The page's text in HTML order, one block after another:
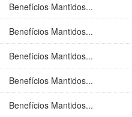
Benefícios Mantidos...
Benefícios Mantidos...
Benefícios Mantidos...
Benefícios Mantidos...
Benefícios Mantidos...